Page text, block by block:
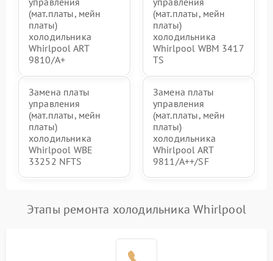
(мат.платы, мейн
платы)
холодильника
Whirlpool ART
9810/A+
(мат.платы, мейн
платы)
холодильника
Whirlpool WBM 3417
TS
Замена платы
управления
(мат.платы, мейн
платы)
холодильника
Whirlpool WBE
33252 NFTS
Замена платы
управления
(мат.платы, мейн
платы)
холодильника
Whirlpool ART
9811/A++/SF
Этапы ремонта холодильника Whirlpool